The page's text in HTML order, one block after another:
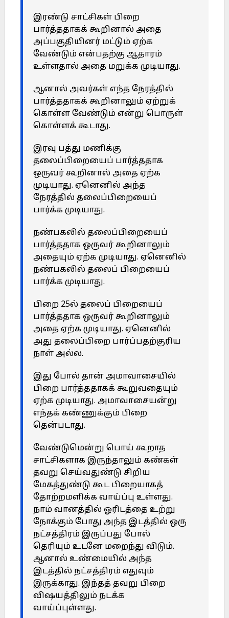
இரண்டு சாட்சிகள் பிறை
பார்த்ததாகக் கூறினால் அதை
அப்பகுதியினர் மட்டும் ஏற்க
வேண்டும் என்பதற்கு ஆதாரம்
உள்ளதால் அதை மறுக்க முடியாது.
ஆனால் அவர்கள் எந்த நேரத்தில்
பார்த்ததாகக் கூறினாலும் ஏற்றுக்
கொள்ள வேண்டும் என்று பொருள்
கொள்ளக் கூடாது.
இரவு பத்து மணிக்கு
தலைப்பிறையைப் பார்த்ததாக
ஒருவர் கூறினால் அதை ஏற்க
முடியாது. ஏனெனில் அந்த
நேரத்தில் தலைப்பிறையைப்
பார்க்க முடியாது.
நண்பகலில் தலைப்பிறையைப்
பார்த்ததாக ஒருவர் கூறினாலும்
அதையும் ஏற்க முடியாது. ஏனெனில்
நண்பகலில் தலைப் பிறையைப்
பார்க்க முடியாது.
பிறை 25ல் தலைப் பிறையைப்
பார்த்ததாக ஒருவர் கூறினாலும்
அதை ஏற்க முடியாது. ஏனெனில்
அது தலைப்பிறை பார்ப்பதற்குரிய
நாள் அல்ல.
இது போல் தான் அமாவாசையில்
பிறை பார்த்ததாகக் கூறுவதையும்
ஏற்க முடியாது. அமாவாசையன்று
எந்தக் கண்ணுக்கும் பிறை
தென்படாது.
வேண்டுமென்று பொய் கூறாத
சாட்சிகளாக இருந்தாலும் கண்கள்
தவறு செய்வதுண்டு சிறிய
மேகத்துண்டு கூட பிறையாகத்
தோற்றமளிக்க வாய்ப்பு உள்ளது.
நாம் வானத்தில் ஓரிடத்தை உற்று
நோக்கும் போது அந்த இடத்தில் ஒரு
நட்சத்திரம் இருப்பது போல்
தெரியும் உடனே மறைந்து விடும்.
ஆனால் உண்மையில் அந்த
இடத்தில் நட்சத்திரம் எதுவும்
இருக்காது. இந்தத் தவறு பிறை
விஷயத்திலும் நடக்க
வாய்ப்புள்ளது.